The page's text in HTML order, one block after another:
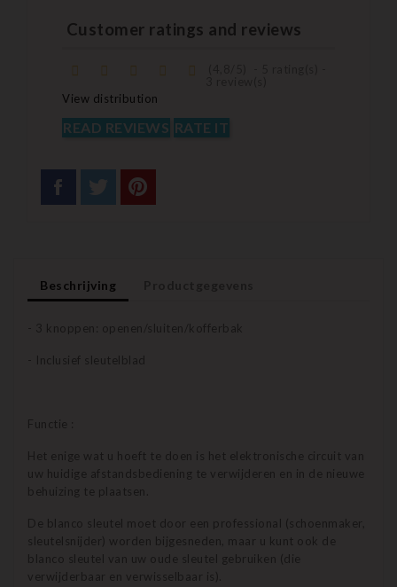
Customer ratings and reviews
View distribution
READ REVIEWS RATE IT
Beschrijving
- 3 knoppen: openen/sluiten/kofferbak
- Inclusief sleutelblad
Functie :
Het enige wat u hoeft te doen is het elektronische circuit van
uw huidige afstandsbediening te verwijderen en in de nieuwe
behuizing te plaatsen.
De blanco sleutel moet door een professional (schoenmaker,
sleutelsnijder) worden bijgesneden, maar u kunt ook de
blanco sleutel van uw oude sleutel gebruiken (die
verwijderbaar en verwisselbaar is).